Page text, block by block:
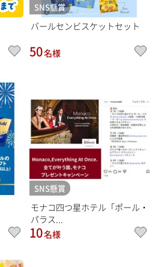
SNS懸賞
バールセンビスケットセット
50名様
SNS懸賞
モナコ四つ星ホテル「ポール・
パラス...
10名様